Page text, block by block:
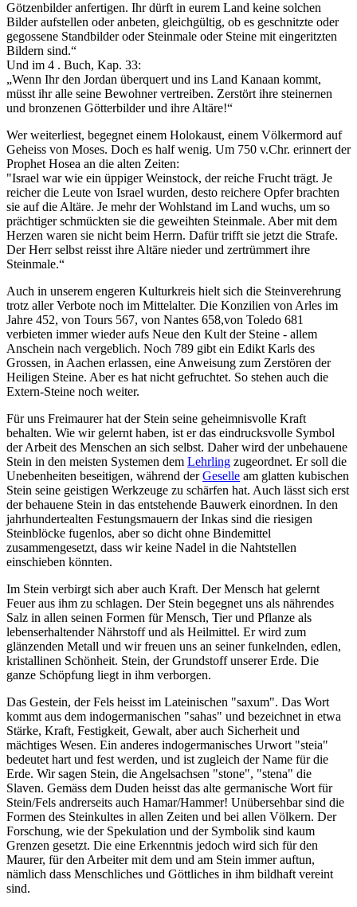
Götzenbilder anfertigen. Ihr dürft in eurem Land keine solchen
Bilder aufstellen oder anbeten, gleichgültig, ob es geschnitzte oder
gegossene Standbilder oder Steinmale oder Steine mit eingeritzten
Bildern sind.“
Und im 4 . Buch, Kap. 33:
„Wenn Ihr den Jordan überquert und ins Land Kanaan kommt,
müsst ihr alle seine Bewohner vertreiben. Zerstört ihre steinernen
und bronzenen Götterbilder und ihre Altäre!“
Wer weiterliest, begegnet einem Holokaust, einem Völkermord auf
Geheiss von Moses. Doch es half wenig. Um 750 v.Chr. erinnert der
Prophet Hosea an die alten Zeiten:
"Israel war wie ein üppiger Weinstock, der reiche Frucht trägt. Je
reicher die Leute von Israel wurden, desto reichere Opfer brachten
sie auf die Altäre. Je mehr der Wohlstand im Land wuchs, um so
prächtiger schmückten sie die geweihten Steinmale. Aber mit dem
Herzen waren sie nicht beim Herrn. Dafür trifft sie jetzt die Strafe.
Der Herr selbst reisst ihre Altäre nieder und zertrümmert ihre
Steinmale.“
Auch in unserem engeren Kulturkreis hielt sich die Steinverehrung
trotz aller Verbote noch im Mittelalter. Die Konzilien von Arles im
Jahre 452, von Tours 567, von Nantes 658,von Toledo 681
verbieten immer wieder aufs Neue den Kult der Steine - allem
Anschein nach vergeblich. Noch 789 gibt ein Edikt Karls des
Grossen, in Aachen erlassen, eine Anweisung zum Zerstören der
Heiligen Steine. Aber es hat nicht gefruchtet. So stehen auch die
Extern-Steine noch weiter.
Für uns Freimaurer hat der Stein seine geheimnisvolle Kraft
behalten. Wie wir gelernt haben, ist er das eindrucksvolle Symbol
der Arbeit des Menschen an sich selbst. Daher wird der unbehauene
Stein in den meisten Systemen dem Lehrling zugeordnet. Er soll die
Unebenheiten beseitigen, während derGeselle am glatten kubischen
Stein seine geistigen Werkzeuge zu schärfen hat. Auch lässt sich erst
der behauene Stein in das entstehende Bauwerk einordnen. In den
jahrhundertealten Festungsmauern der Inkas sind die riesigen
Steinblöcke fugenlos, aber so dicht ohne Bindemittel
zusammengesetzt, dass wir keine Nadel in die Nahtstellen
einschieben könnten.
Im Stein verbirgt sich aber auch Kraft. Der Mensch hat gelernt
Feuer aus ihm zu schlagen. Der Stein begegnet uns als nährendes
Salz in allen seinen Formen für Mensch, Tier und Pflanze als
lebenserhaltender Nährstoff und als Heilmittel. Er wird zum
glänzenden Metall und wir freuen uns an seiner funkelnden, edlen,
kristallinen Schönheit. Stein, der Grundstoff unserer Erde. Die
ganze Schöpfung liegt in ihm verborgen.
Das Gestein, der Fels heisst im Lateinischen "saxum". Das Wort
kommt aus dem indogermanischen "sahas" und bezeichnet in etwa
Stärke, Kraft, Festigkeit, Gewalt, aber auch Sicherheit und
mächtiges Wesen. Ein anderes indogermanisches Urwort "steia"
bedeutet hart und fest werden, und ist zugleich der Name für die
Erde. Wir sagen Stein, die Angelsachsen "stone", "stena" die
Slaven. Gemäss dem Duden heisst das alte germanische Wort für
Stein/Fels andrerseits auch Hamar/Hammer! Unübersehbar sind die
Formen des Steinkultes in allen Zeiten und bei allen Völkern. Der
Forschung, wie der Spekulation und der Symbolik sind kaum
Grenzen gesetzt. Die eine Erkenntnis jedoch wird sich für den
Maurer, für den Arbeiter mit dem und am Stein immer auftun,
nämlich dass Menschliches und Göttliches in ihm bildhaft vereint
sind.